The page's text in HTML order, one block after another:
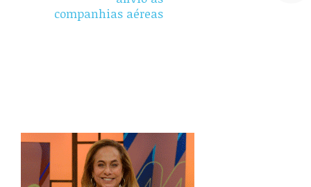
companhias aéreas